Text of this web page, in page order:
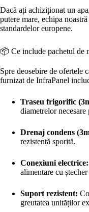
Dacă ați achiziționat un
putere mare, echipa
standardelor europene.
📦 Ce include pachetul de
Spre deosebire de ofertele
furnizat de InfraPanel
Traseu frigorific
diametrelor
Drenaj condens
rezistență sporită.
Conexiuni electrice:
alimentare cu
Suport rezistent:
greutatea unităților